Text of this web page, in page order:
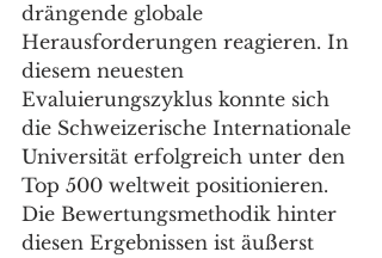
drängende globale
Herausforderungen reagieren. In
diesem neuesten
Evaluierungszyklus konnte sich
die Schweizerische Internationale
Universität erfolgreich unter den
Top 500 weltweit positionieren.
Die Bewertungsmethodik hinter
diesen Ergebnissen ist äußerst